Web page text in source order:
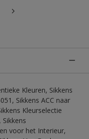
Kleuren, Sikkens
Sikkens ACC naar
Kleurselectie
voor het Interieur,